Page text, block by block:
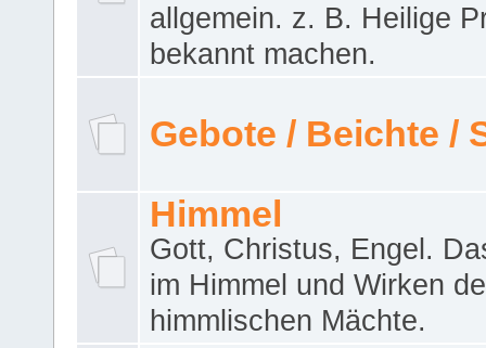
allgemein. z. B. Heilige
bekannt machen.
Gebote / Beichte /
Himmel
Gott, Christus, Engel.
im Himmel und Wirken
himmlischen Mächte.